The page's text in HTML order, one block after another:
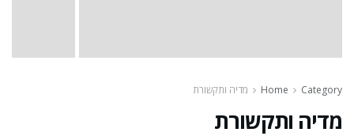
Home Category מדיה ותקשורת
מדיה ותקשורת